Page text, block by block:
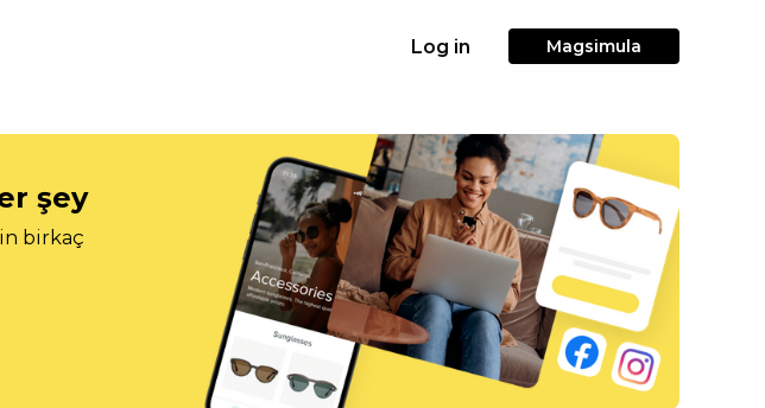
Log in Magsimula
şey
birkaç